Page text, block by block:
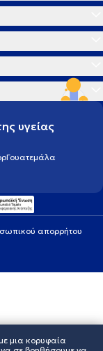
υγείας
Γουατεμάλα
απορρήτου
μια κορυφαία